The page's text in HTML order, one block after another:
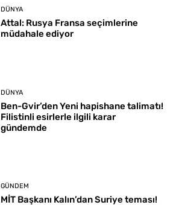
DÜNYA
Attal: Rusya Fransa seçimlerine
müdahale ediyor
DÜNYA
Ben-Gvir’den Yeni hapishane talimatı!
Filistinli esirlerle ilgili karar
gündemde
GÜNDEM
MİT Başkanı Kalın’dan Suriye teması!